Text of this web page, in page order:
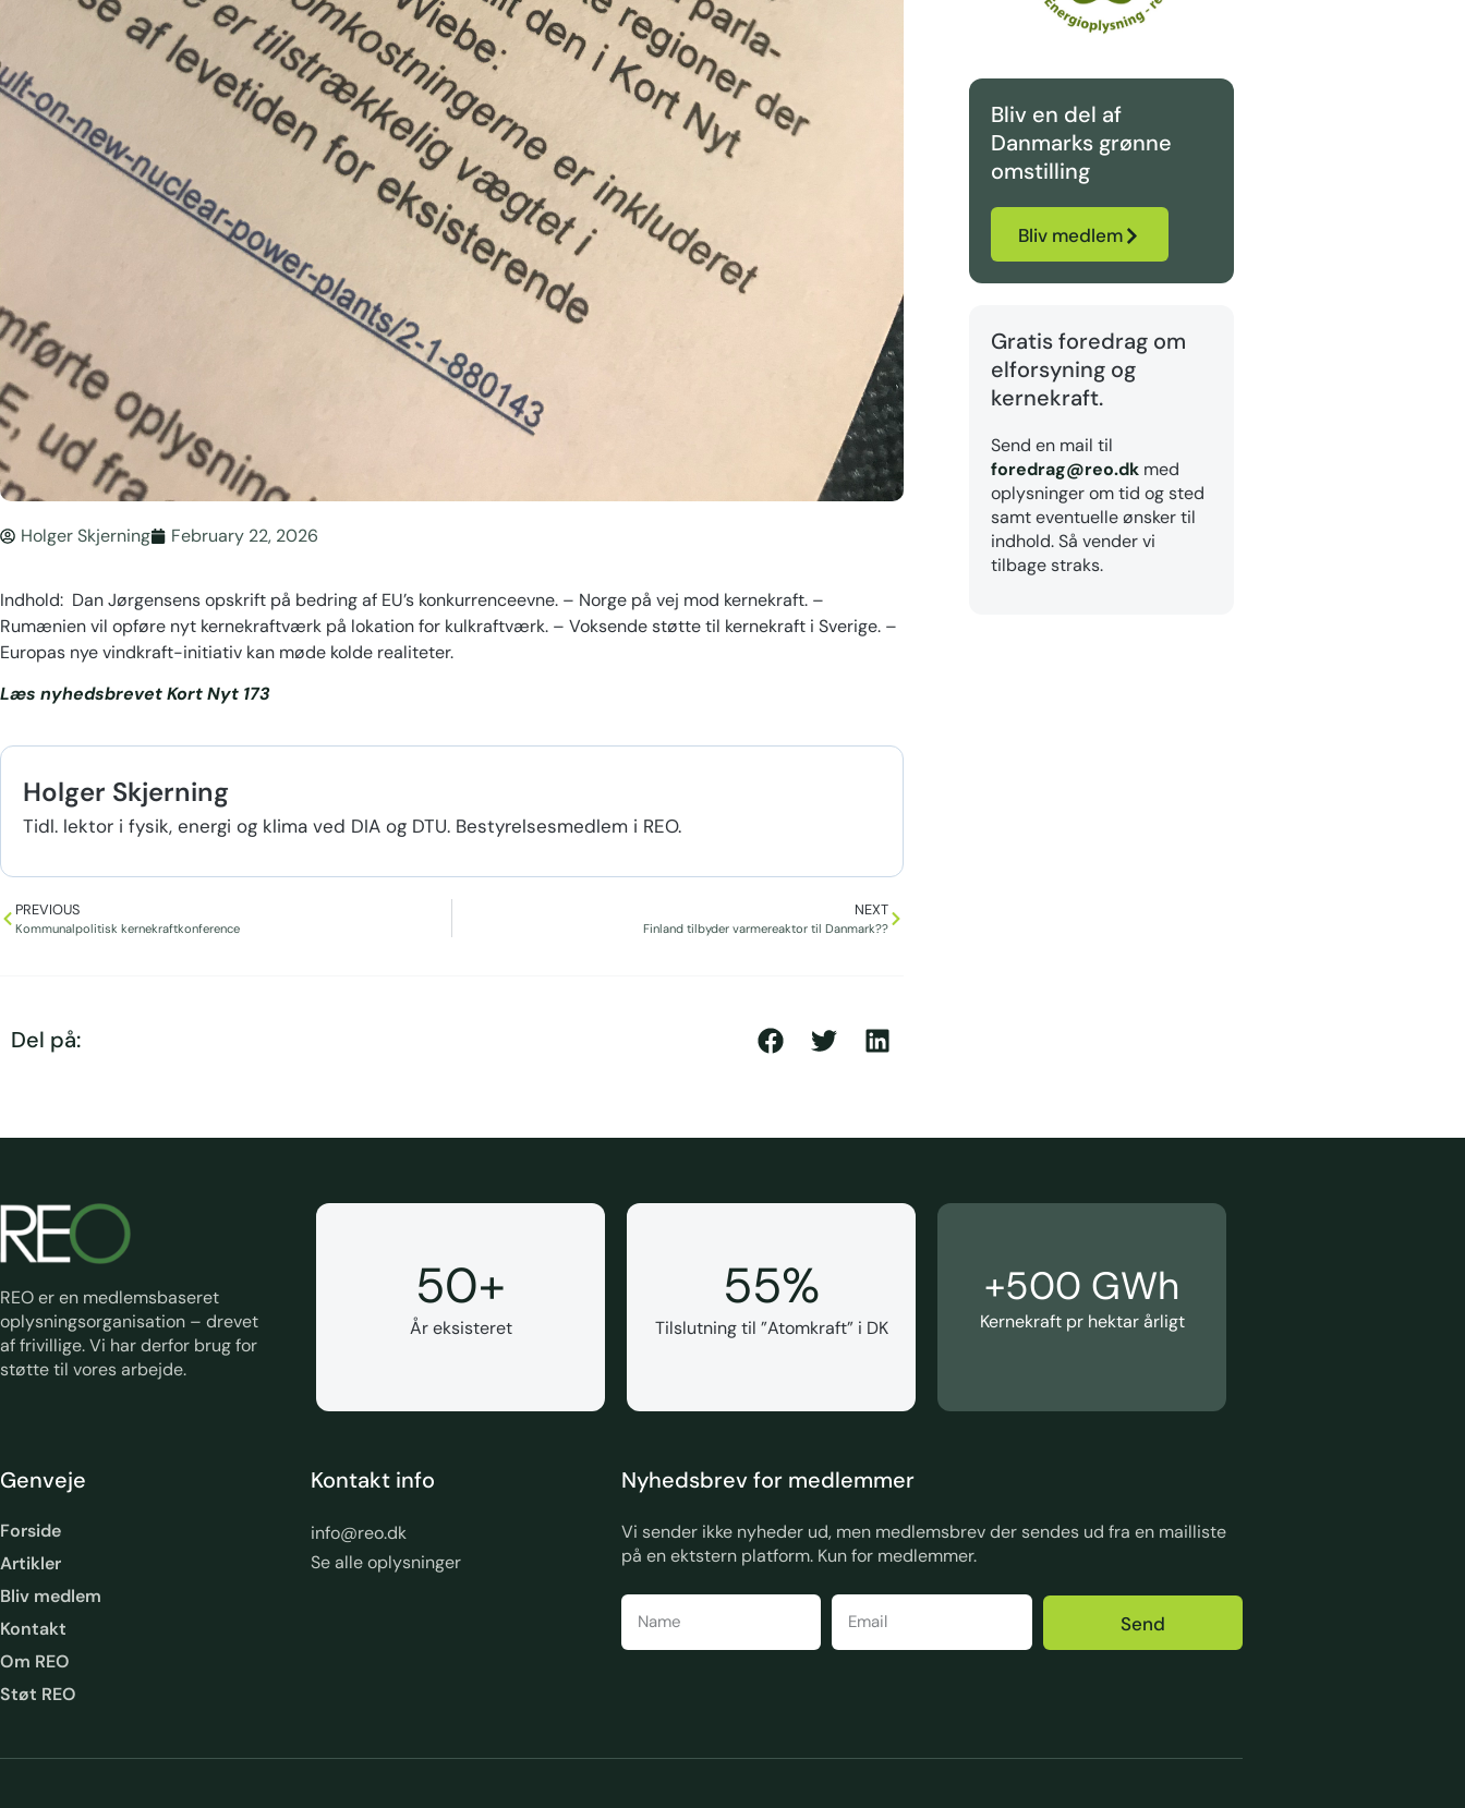
Holger Skjerning February 22, 2026
Indhold: Dan Jørgensens opskrift på bedring af EU’s konkurrenceevne. – Norge på vej mod kernekraft. –
Rumænien vil opføre nyt kernekraftværk på lokation for kulkraftværk. – Voksende støtte til kernekraft i Sverige. –
Europas nye vindkraft-initiativ kan møde kolde realiteter.
Læs nyhedsbrevet Kort Nyt 173
Holger Skjerning
Tidl. lektor i fysik, energi og klima ved DIA og DTU. Bestyrelsesmedlem i REO.
PREVIOUS
Kommunalpolitisk kernekraftkonference
NEXT
Finland tilbyder varmereaktor til Danmark??
Del på:
Bliv en del af
Danmarks grønne
omstilling
Bliv medlem
Gratis foredrag om
elforsyning og
kernekraft.
Send en mail til
foredrag@reo.dkmed
oplysninger om tid og sted
samt eventuelle ønsker til
indhold. Så vender vi
tilbage straks.
REO er en medlemsbaseret
oplysningsorganisation – drevet
af frivillige. Vi har derfor brug for
støtte til vores arbejde.
50+
År eksisteret
55%
Tilslutning til ”Atomkraft” i DK
+500 GWh
Kernekraft pr hektar årligt
Genveje
Forside
Artikler
Bliv medlem
Kontakt
Om REO
Støt REO
Kontakt info
info@reo.dk
Se alle oplysninger
Nyhedsbrev for medlemmer
Vi sender ikke nyheder ud, men medlemsbrev der sendes ud fra en mailliste
på en ektstern platform. Kun for medlemmer.
Send